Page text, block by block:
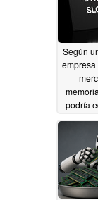
Según
podría